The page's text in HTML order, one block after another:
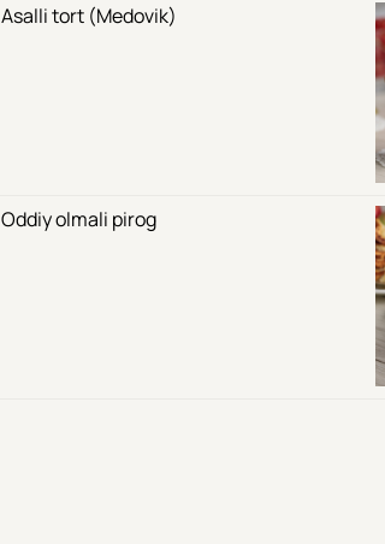
Asalli tort (Medovik)
Oddiy olmali pirog